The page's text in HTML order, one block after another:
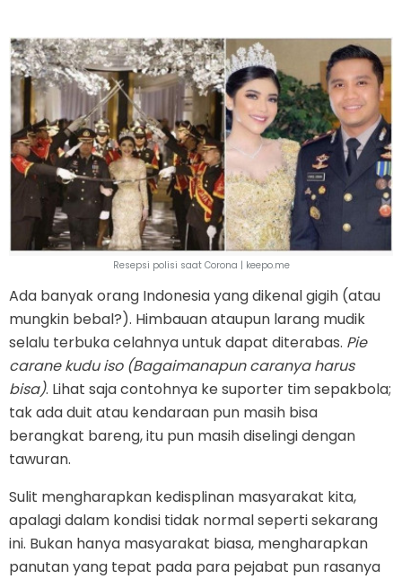
Resepsi polisi saat Corona | keepo.me
Ada banyak orang Indonesia yang dikenal gigih (atau
mungkin bebal?). Himbauan ataupun larang mudik
selalu terbuka celahnya untuk dapat diterabas. Pie
carane kudu iso (Bagaimanapun caranya harus
bisa). Lihat saja contohnya ke suporter tim sepakbola;
tak ada duit atau kendaraan pun masih bisa
berangkat bareng, itu pun masih diselingi dengan
tawuran.
Sulit mengharapkan kedisplinan masyarakat kita,
apalagi dalam kondisi tidak normal seperti sekarang
ini. Bukan hanya masyarakat biasa, mengharapkan
panutan yang tepat pada para pejabat pun rasanya